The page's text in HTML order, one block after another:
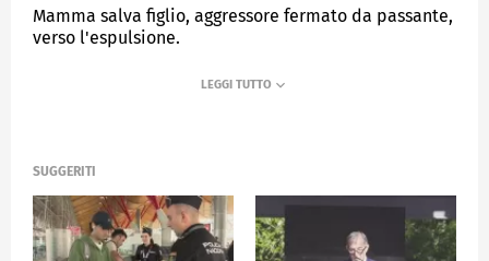
Mamma salva figlio, aggressore fermato da passante,
verso l'espulsione.
SUGGERITI